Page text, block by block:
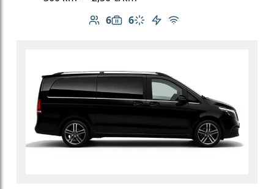
6
Anzahl der Passagiere: 6
6
Gepäckkapazität: 6
Klimaanlage
Elektrofahrzeug
Kostenloses WLAN